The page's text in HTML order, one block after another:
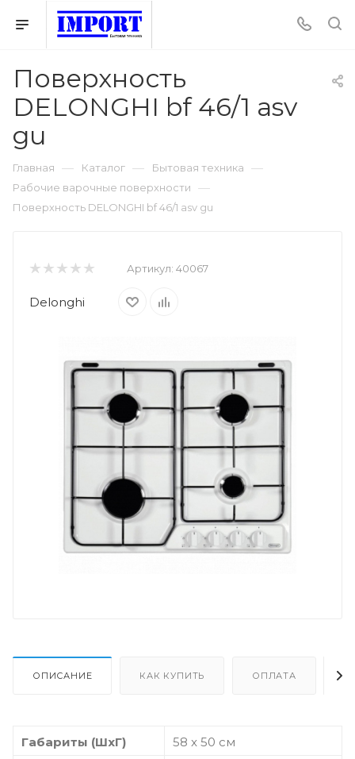
Поверхность
DELONGHI bf 46/1 asv
gu
Главная — Каталог — Бытовая техника —
Рабочие варочные поверхности —
Поверхность DELONGHI bf 46/1 asv gu
Артикул: 40067
Delonghi
ОПИСАНИЕ КАК КУПИТЬ ОПЛАТА
Габариты (ШхГ)
58 x 50 см